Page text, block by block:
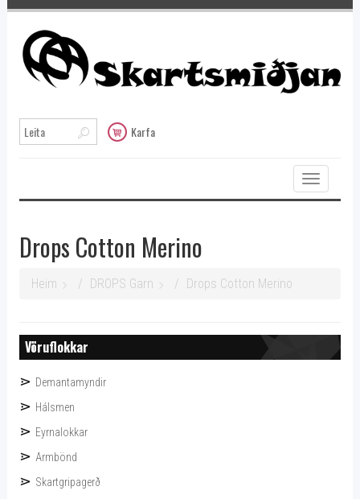
Karfa
Toggle
navigation
Drops Cotton Merino
Heim DROPS Garn Drops Cotton Merino
Vöruflokkar
Demantamyndir
Hálsmen
Eyrnalokkar
Armbönd
Skartgripagerð